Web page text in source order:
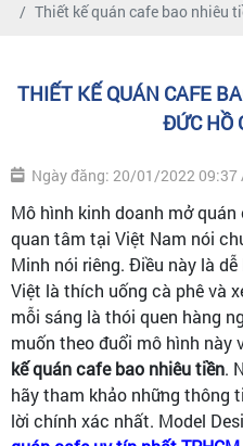
Thiết kế quán cafe bao nhiêu
THIẾT KẾ QUÁN CAFE
ĐỨC HỒ
Ngày đăng: 20/01/2022 09:37
Mô hình kinh doanh mở
quan tâm tại Việt Nam nói
Minh nói riêng. Điều này là
Việt là thích uống cà phê và
mỗi sáng là thói quen hàng
muốn theo đuổi mô hình này
kế quán cafe bao nhiêu tiền.
hãy tham khảo những thông
lời chính xác nhất. Model